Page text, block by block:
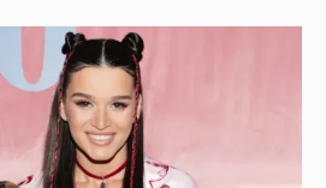
идеальной сестры".
раскритиковали за
дочери